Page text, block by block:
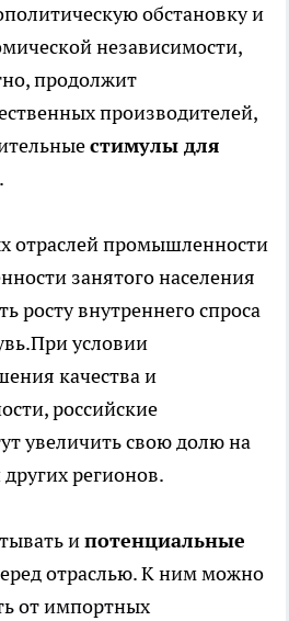
обстановку и
независимости,
продолжит
производителей,
стимулы для
.
отраслей промышленности
занятого населения
росту внутреннего спроса
условии
качества и
российские
увеличить свою долю на
регионов.
ипотенциальные
отраслью. К ним можно
от импортных